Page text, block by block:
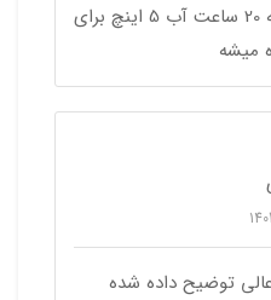
دو هتار باغ که 20 ساعت آب 5 اینچ برای
میشه
توضیح داده شده